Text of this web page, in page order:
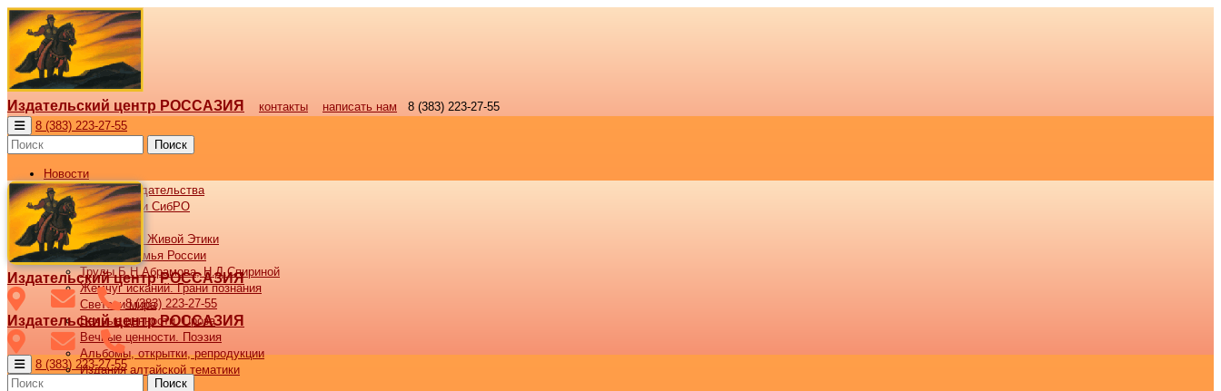
Издательский центр РОССАЗИЯ контакты написать нам
8 (383) 223-27-55
8 (383) 223-27-55
Поиск
Новости
Новости издательства
Все новости СибРО
Наши книги
Библиотека Живой Этики
Великая семья России
Труды Б.Н.Абрамова, Н.Д.Спириной
Жемчуг исканий. Грани познания
Светочи мира
Вечные ценности. Проза
Вечные ценности. Поэзия
Альбомы, открытки, репродукции
Издания алтайской тематики
Издательский центр РОССАЗИЯ
8 (383) 223-27-55
Издательский центр РОССАЗИЯ
8 (383) 223-27-55
Поиск